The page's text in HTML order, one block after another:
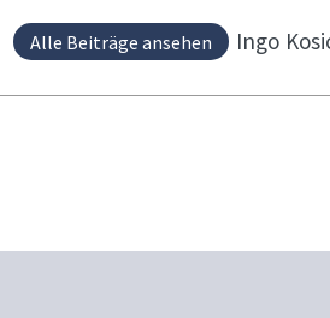
Alle Beiträge ansehen Ingo